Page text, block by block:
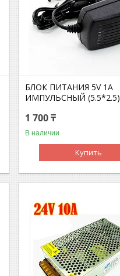
БЛОК ПИТАНИЯ 5V 1A
ИМПУЛЬСНЫЙ (5.5*2.5)
1 700 ₸
В наличии
Купить